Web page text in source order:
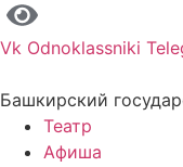
Vk Odnoklassniki
Башкирский
Театр
Афиша